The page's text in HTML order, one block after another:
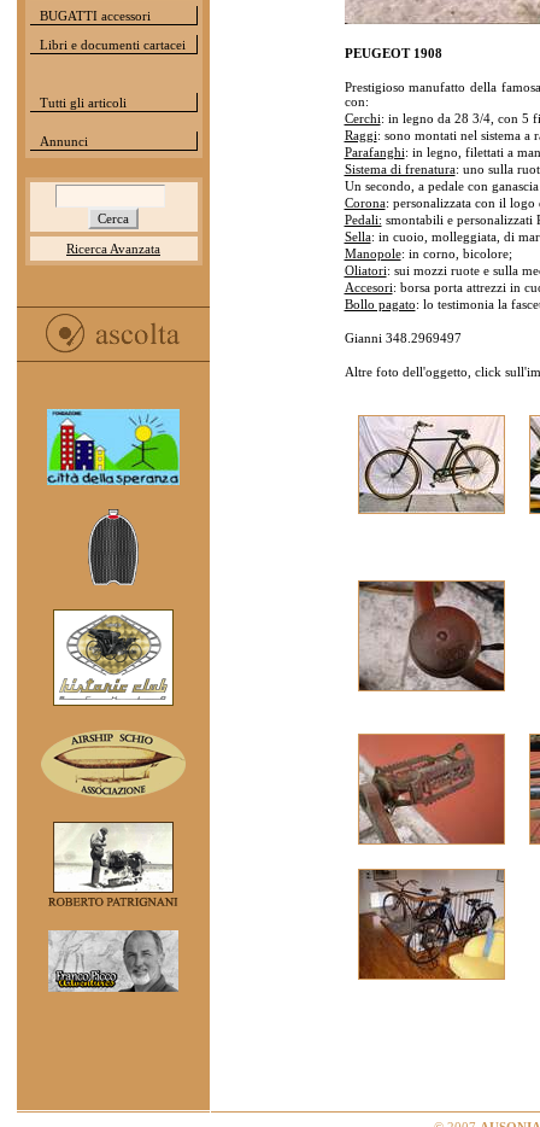
BUGATTI accessori
Libri e documenti cartacei
Tutti gli articoli
Annunci
Ricerca Avanzata
PEUGEOT 1908
Prestigioso manufatto della
con:
Cerchi: in legno da 28 3/4, con 5
Raggi: sono montati nel sistema a
Parafanghi: in legno, filettati a
Sistema di frenatura: uno sulla
Un secondo, a pedale con
Corona: personalizzata con il
Pedali: smontabili e personalizzati
Sella: in cuoio, molleggiata, di
Manopole: in corno, bicolore;
Oliatori: sui mozzi ruote e sulla
Accesori: borsa porta attrezzi in
Bollo pagato: lo testimonia la
Gianni 348.2969497
Altre foto dell'oggetto, click